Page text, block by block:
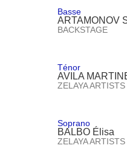
Basse
ARTAMONOV
BACKSTAGE
Ténor
AVILA
ZELAYA
Soprano
BALBO Élisa
ZELAYA